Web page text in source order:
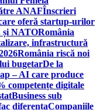
ANAFÎnscrieri
oferă startup-urilor
și NATORomânia
infrastructură
România riscă noi
bugetarDe la
– AI care produce
competențe digitale
Business sub
diferențaCompaniile